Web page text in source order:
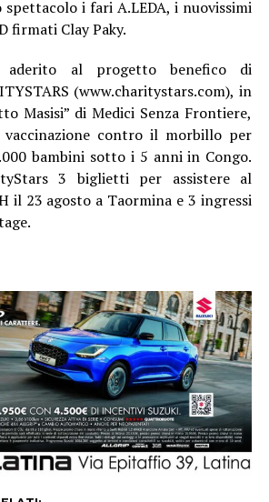
i fari A.LEDA, i nuovissimi
firmati Clay Paky.
aderito al progetto benefico di
(www.charitystars.com), in
Masisi” di Medici Senza Frontiere,
vaccinazione contro il morbillo per
bambini sotto i 5 anni in Congo.
3 biglietti per assistere al
il 23 agosto a Taormina e 3 ingressi